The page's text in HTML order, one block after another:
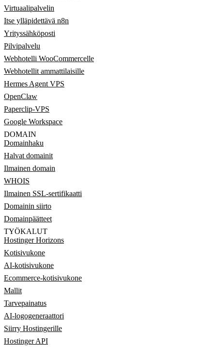
Virtuaalipalvelin
Itse ylläpidettävä n8n
Yrityssähköposti
Pilvipalvelu
Webhotelli WooCommercelle
Webhotellit ammattilaisille
Hermes Agent VPS
OpenClaw
Paperclip-VPS
Google Workspace
DOMAIN
Domainhaku
Halvat domainit
Ilmainen domain
WHOIS
Ilmainen SSL-sertifikaatti
Domainin siirto
Domainpäätteet
TYÖKALUT
Hostinger Horizons
Kotisivukone
AI-kotisivukone
Ecommerce-kotisivukone
Mallit
Tarvepainatus
AI-logogeneraattori
Siirry Hostingerille
Hostinger API